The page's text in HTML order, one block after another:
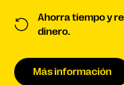
Ahorra tiempo y
dinero.
Más información